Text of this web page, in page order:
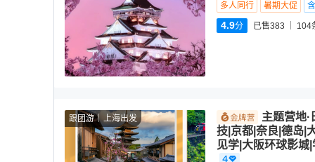
多人同行
暑期大促
4.9分 已售383 104
跟团游 上海出发
主题营地
技|京都|奈良|德岛|
见学|大阪环球影城